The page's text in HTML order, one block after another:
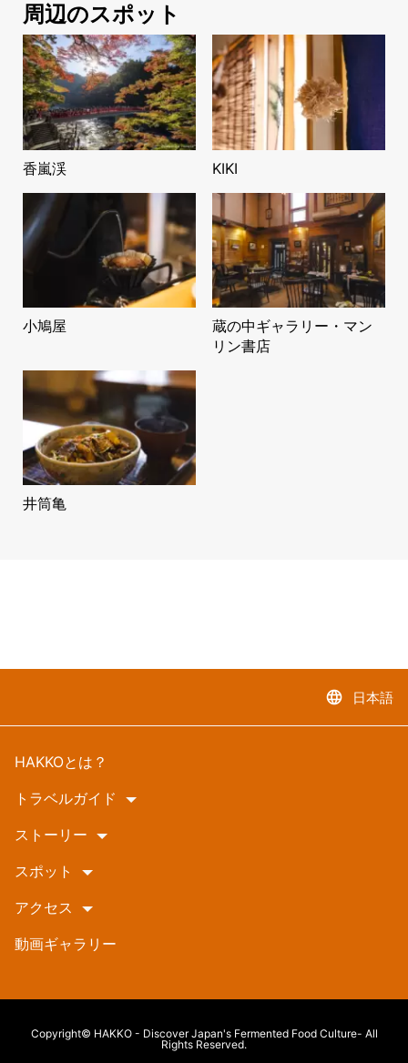
周辺のスポット
香嵐渓 KIKI
小鳩屋
蔵の中ギャラリー・マン
リン書店
井筒亀
language 日本語
HAKKOとは？
トラベルガイド
ストーリー
スポット
アクセス
動画ギャラリー
Copyright© HAKKO - Discover Japan's Fermented Food Culture- All
Rights Reserved.